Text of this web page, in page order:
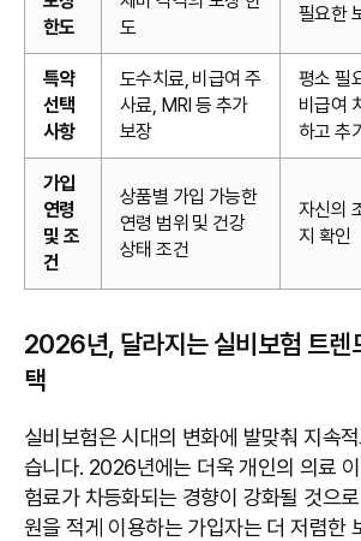
한도
도
필요한
특약
선택
사항
도수치료, 비급여 주
사료, MRI 등 추가
보장
평소 필
비급여
하고 추
가입
연령
및 조
건
상품별 가입 가능한
연령 범위 및 건강
상태 조건
자신의
지 확인
2026년, 달라지는 실비보험 트렌
택
실비보험은 시대의 변화에 발맞춰 지속
습니다. 2026년에는 더욱 개인의 의료
험료가 차등화되는 경향이 강화될 것으
원을 적게 이용하는 가입자는 더 저렴한